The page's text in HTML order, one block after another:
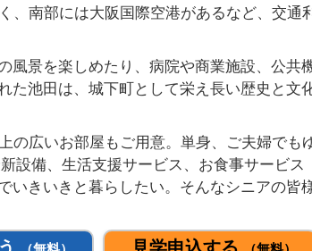
、南部には大阪国際空港があるなど、交通
風景を楽しめたり、病院や商業施設、公共
た池田は、城下町として栄え長い歴史と文
の広いお部屋もご用意。単身、ご夫婦でも
設備、生活支援サービス、お食事サービス
いきいきと暮らしたい。そんなシニアの皆
見学申込する